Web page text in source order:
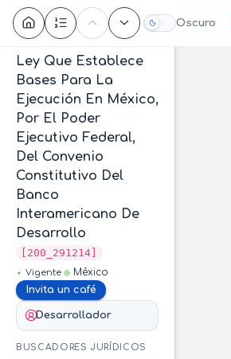
Oscuro
Contenido
Ley Que Establece
Bases Para La
Ejecución En México,
Por El Poder
Ejecutivo Federal,
Del Convenio
Constitutivo Del
Banco
Interamericano De
Desarrollo
[200_291214]
Vigente
México
Invita un café
Desarrollador
BUSCADORES JURÍDICOS